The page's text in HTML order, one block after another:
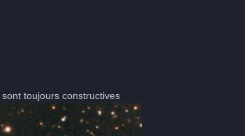
toujours constructives